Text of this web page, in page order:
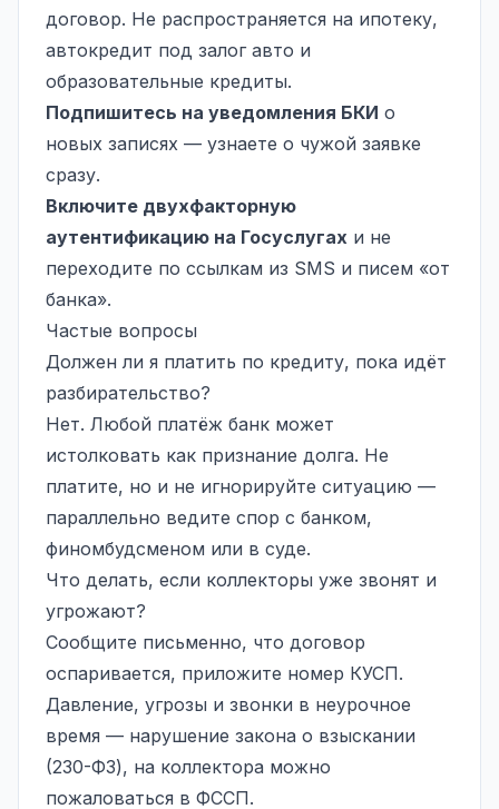
договор. Не распространяется на ипотеку,
автокредит под залог авто и
образовательные кредиты.
Подпишитесь на уведомления БКИ о
новых записях — узнаете о чужой заявке
сразу.
Включите двухфакторную
аутентификацию на Госуслугах и не
переходите по ссылкам из SMS и писем «от
банка».
Частые вопросы
Должен ли я платить по кредиту, пока идёт
разбирательство?
Нет. Любой платёж банк может
истолковать как признание долга. Не
платите, но и не игнорируйте ситуацию —
параллельно ведите спор с банком,
финомбудсменом или в суде.
Что делать, если коллекторы уже звонят и
угрожают?
Сообщите письменно, что договор
оспаривается, приложите номер КУСП.
Давление, угрозы и звонки в неурочное
время — нарушение закона о взыскании
(230-ФЗ), на коллектора можно
пожаловаться в ФССП.